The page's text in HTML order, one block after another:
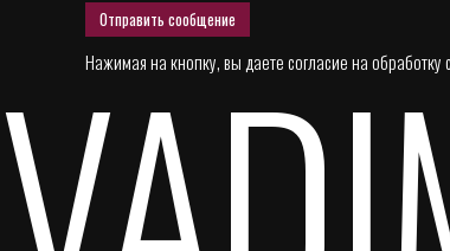
Нажимая на кнопку, вы даете согласие наобработку